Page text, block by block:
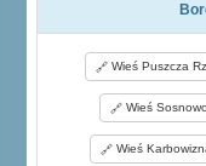
Wieś Puszcza
Wieś
Wieś